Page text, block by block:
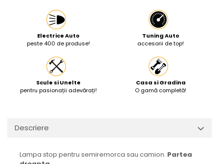
Protectia muncii
Scule Pneumatice
Slefuitoare
Suport auto
Suport motocicleta
Surubelnite
Electrice Auto
peste 400 de produse!
Tuning Auto
accesorii de top!
Scule si Unelte
pentru pasionații adevărați!
Casa si Gradina
O gamă completă!
Descriere
Lampa stop pentru semiremorca sau camion. Partea